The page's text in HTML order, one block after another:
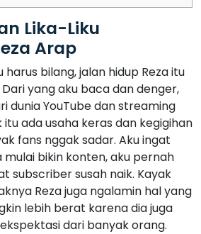
Lika-Liku
Arap
bilang, jalan hidup Reza itu
yang aku baca dan denger,
dunia YouTube dan streaming
ada usaha keras dan kegigihan
fans nggak sadar. Aku ingat
mulai bikin konten, aku pernah
subscriber susah naik. Kayak
Reza juga ngalamin hal yang
lebih berat karena dia juga
dari banyak orang.